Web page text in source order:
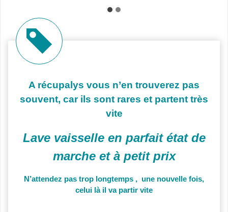
A récupalys vous n’en trouverez pas
souvent, car ils sont rares et partent très
vite
Lave vaisselle en parfait état de
marche et à petit prix
N’attendez pas trop longtemps , une nouvelle fois,
celui là il va partir vite